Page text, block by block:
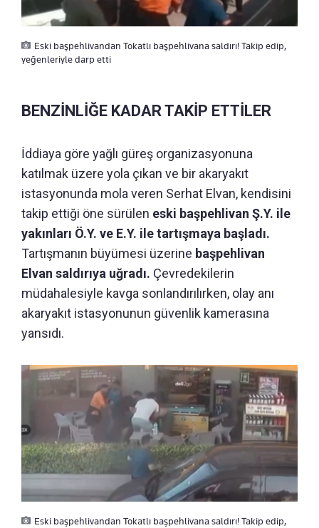
Eski başpehlivandan Tokatlı başpehlivana saldırı! Takip edip,
yeğenleriyle darp etti
BENZİNLİĞE KADAR TAKİP ETTİLER
İddiaya göre yağlı güreş organizasyonuna
katılmak üzere yola çıkan ve bir akaryakıt
istasyonunda mola veren Serhat Elvan, kendisini
takip ettiği öne sürülen eski başpehlivan Ş.Y. ile
yakınları Ö.Y. ve E.Y. ile tartışmaya başladı.
Tartışmanın büyümesi üzerine başpehlivan
Elvan saldırıya uğradı. Çevredekilerin
müdahalesiyle kavga sonlandırılırken, olay anı
akaryakıt istasyonunun güvenlik kamerasına
yansıdı.
Eski başpehlivandan Tokatlı başpehlivana saldırı! Takip edip,